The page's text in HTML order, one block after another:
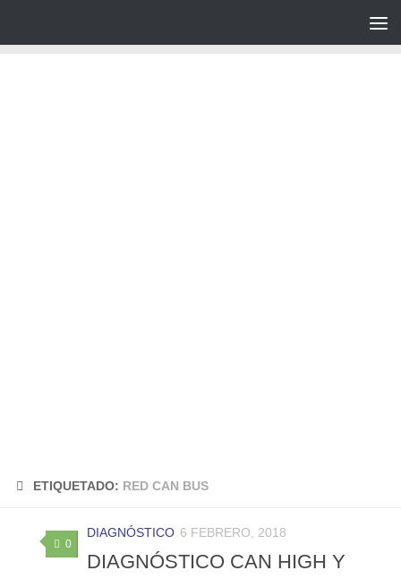
ETIQUETADO: RED CAN BUS
0
DIAGNÓSTICO 6 FEBRERO, 2018
DIAGNÓSTICO CAN HIGH Y